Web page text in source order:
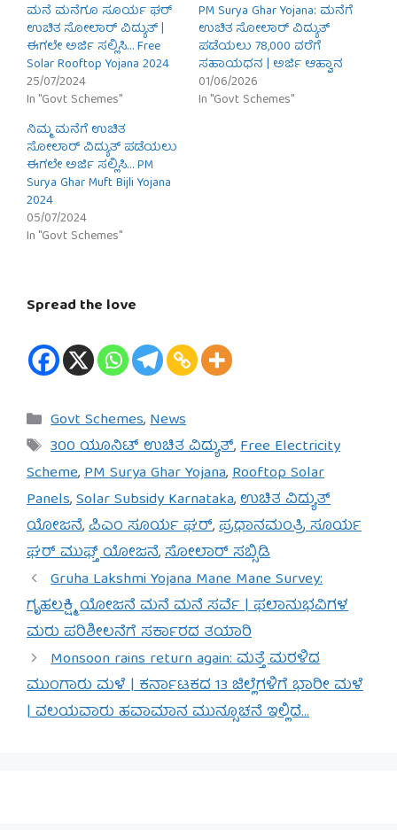
ಮನೆ ಮನೆಗೂ ಸೂರ್ಯ ಘರ್
ಉಚಿತ ಸೋಲಾರ್ ವಿದ್ಯುತ್ |
ಈಗಲೇ ಅರ್ಜಿ ಸಲ್ಲಿಸಿ… Free
Solar Rooftop Yojana 2024
25/07/2024
In "Govt Schemes"
PM Surya Ghar Yojana: ಮನೆಗೆ
ಉಚಿತ ಸೋಲಾರ್ ವಿದ್ಯುತ್
ಪಡೆಯಲು 78,000 ವರೆಗೆ
ಸಹಾಯಧನ | ಅರ್ಜಿ ಆಹ್ವಾನ
01/06/2026
In "Govt Schemes"
ನಿಮ್ಮ ಮನೆಗೆ ಉಚಿತ
ಸೋಲಾರ್ ವಿದ್ಯುತ್ ಪಡೆಯಲು
ಈಗಲೇ ಅರ್ಜಿ ಸಲ್ಲಿಸಿ… PM
Surya Ghar Muft Bijli Yojana
2024
05/07/2024
In "Govt Schemes"
Spread the love
Categories
Govt Schemes,News
Tags
300 ಯೂನಿಟ್ ಉಚಿತ ವಿದ್ಯುತ್,Free Electricity
Scheme,PM Surya Ghar Yojana,Rooftop Solar
Panels,Solar Subsidy Karnataka,ಉಚಿತ ವಿದ್ಯುತ್
ಯೋಜನೆ,ಪಿಎಂ ಸೂರ್ಯ ಘರ್,ಪ್ರಧಾನಮಂತ್ರಿ ಸೂರ್ಯ
ಘರ್ ಮುಫ್ತ್ ಯೋಜನೆ,ಸೋಲಾರ್ ಸಬ್ಸಿಡಿ
Gruha Lakshmi Yojana Mane Mane Survey:
ಗೃಹಲಕ್ಷ್ಮಿ ಯೋಜನೆ ಮನೆ ಮನೆ ಸರ್ವೆ | ಫಲಾನುಭವಿಗಳ
ಮರು ಪರಿಶೀಲನೆಗೆ ಸರ್ಕಾರದ ತಯಾರಿ
Monsoon rains return again: ಮತ್ತೆ ಮರಳಿದ
ಮುಂಗಾರು ಮಳೆ | ಕರ್ನಾಟಕದ 13 ಜಿಲ್ಲೆಗಳಿಗೆ ಭಾರೀ ಮಳೆ
| ವಲಯವಾರು ಹವಾಮಾನ ಮುನ್ಸೂಚನೆ ಇಲ್ಲಿದೆ…